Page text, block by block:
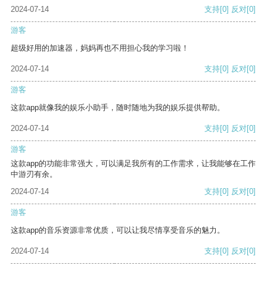
2024-07-14
支持[0] 反对[0]
游客
超级好用的加速器，妈妈再也不用担心我的学习啦！
2024-07-14 支持[0] 反对[0]
游客
这款app就像我的娱乐小助手，随时随地为我的娱乐提供帮助。
2024-07-14 支持[0] 反对[0]
游客
这款app的功能非常强大，可以满足我所有的工作需求，让我能够在工作
中游刃有余。
2024-07-14
支持[0] 反对[0]
游客
这款app的音乐资源非常优质，可以让我尽情享受音乐的魅力。
2024-07-14 支持[0] 反对[0]